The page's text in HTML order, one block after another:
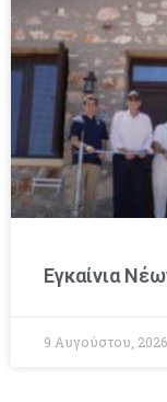
Εγκαίνια
9 Αυγούστου, 2026